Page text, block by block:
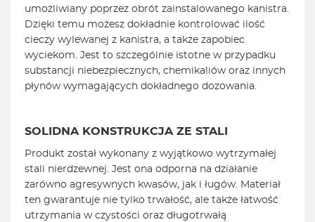
umożliwiany poprzez obrót zainstalowanego kanistra.
Dzięki temu możesz dokładnie kontrolować ilość
cieczy wylewanej z kanistra, a także zapobiec
wyciekom. Jest to szczególnie istotne w przypadku
substancji niebezpiecznych, chemikaliów oraz innych
płynów wymagających dokładnego dozowania.
SOLIDNA KONSTRUKCJA ZE STALI
Produkt został wykonany z wyjątkowo wytrzymałej
stali nierdzewnej. Jest ona odporna na działanie
zarówno agresywnych kwasów, jak i ługów. Materiał
ten gwarantuje nie tylko trwałość, ale także łatwość
utrzymania w czystości oraz długotrwałą